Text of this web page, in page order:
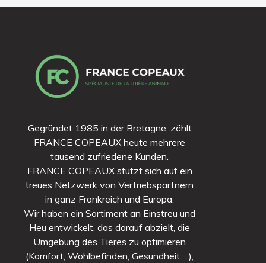
Gegründet 1985 in der Bretagne, zählt
FRANCE COPEAUX heute mehrere
tausend zufriedene Kunden.
FRANCE COPEAUX stützt sich auf ein
treues Netzwerk von Vertriebspartnern
in ganz Frankreich und Europa.
Wir haben ein Sortiment an Einstreu und
Heu entwickelt, das darauf abzielt, die
Umgebung des Tieres zu optimieren
(Komfort, Wohlbefinden, Gesundheit …),